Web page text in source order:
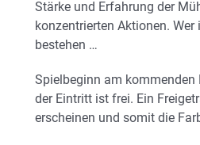
Stärke und Erfahrung der
konzentrierten Aktionen.
bestehen …
Spielbeginn am kommenden
der Eintritt ist frei. Ein
erscheinen und somit die